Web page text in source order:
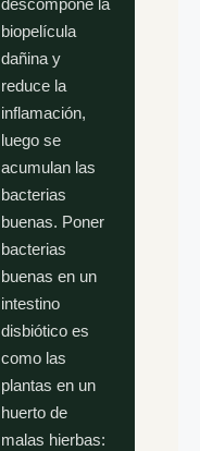
descompone la
biopelícula
dañina y
reduce la
inflamación,
luego se
acumulan las
bacterias
buenas. Poner
bacterias
buenas en un
intestino
disbiótico es
como las
plantas en un
huerto de
malas hierbas: